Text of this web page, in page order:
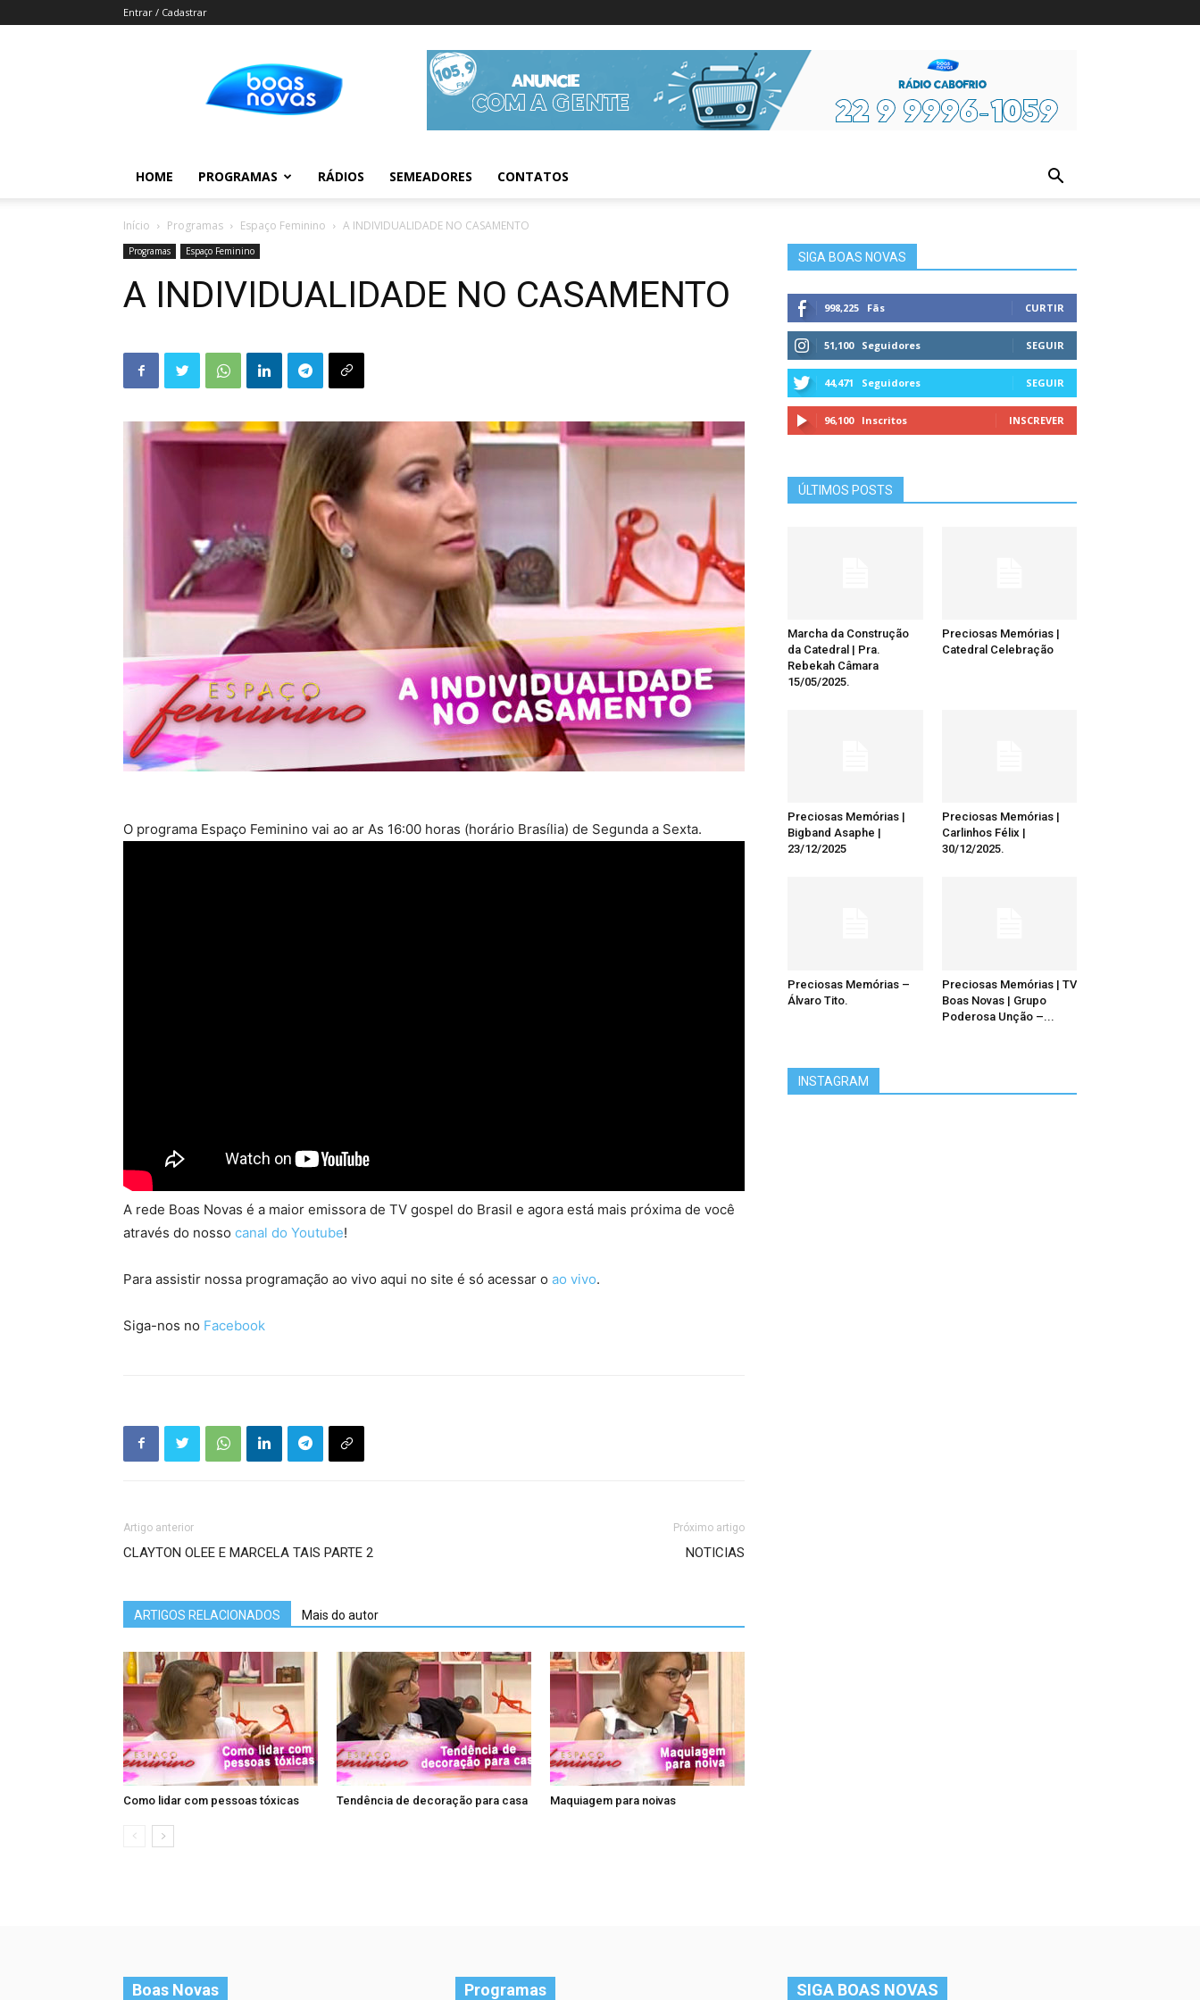
Entrar / Cadastrar
Novas
Informações da Figura
HOME PROGRAMAS RÁDIOS SEMEADORES CONTATOS
Início Programas Espaço Feminino A INDIVIDUALIDADE NO CASAMENTO
Programas Espaço Feminino
A INDIVIDUALIDADE NO CASAMENTO
O programa Espaço Feminino vai ao ar As 16:00 horas (horário Brasília) de Segunda a Sexta.
A rede Boas Novas é a maior emissora de TV gospel do Brasil e agora está mais próxima de você
através do nosso canal do Youtube!
Para assistir nossa programação ao vivo aqui no site é só acessar o ao vivo.
Siga-nos no Facebook
Artigo anterior
CLAYTON OLEE E MARCELA TAIS PARTE 2
Próximo artigo
NOTICIAS
ARTIGOS RELACIONADOS Mais do autor
Como lidar com pessoas tóxicas Tendência de decoração para casa Maquiagem para noivas
SIGA BOAS NOVAS
998,225 Fãs CURTIR
51,100 Seguidores SEGUIR
44,471 Seguidores SEGUIR
96,100 Inscritos INSCREVER
ÚLTIMOS POSTS
Marcha da Construção
da Catedral | Pra.
Rebekah Câmara
15/05/2025.
Preciosas Memórias |
Catedral Celebração
Preciosas Memórias |
Bigband Asaphe |
23/12/2025
Preciosas Memórias |
Carlinhos Félix |
30/12/2025.
Preciosas Memórias –
Álvaro Tito.
Preciosas Memórias | TV
Boas Novas | Grupo
Poderosa Unção –...
INSTAGRAM
Boas Novas Programas SIGA BOAS NOVAS